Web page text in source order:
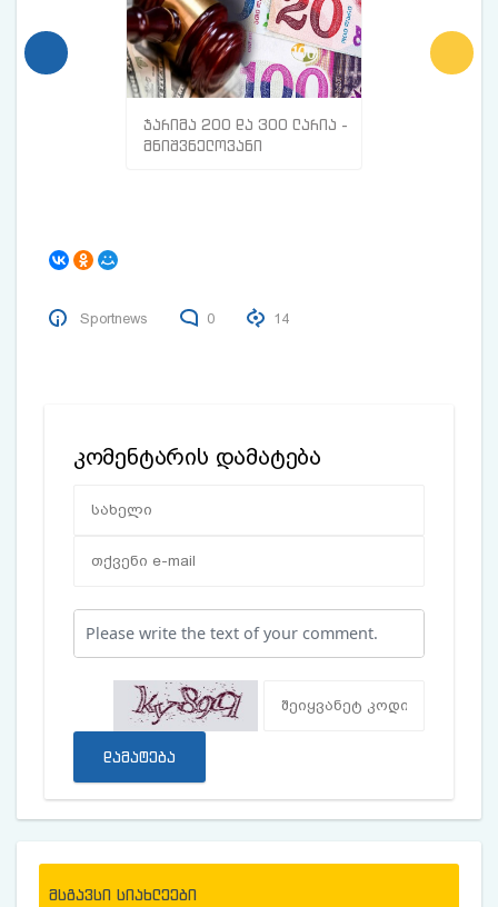
ჯარიმა 200 და 300 ლარია -
მნიშვნელოვანი
Sportnews 0 14
კომენტარის დამატება
დამატება
მსგავსი სიახლეები